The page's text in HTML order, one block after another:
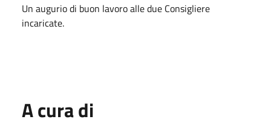
Un augurio di buon lavoro alle due Consigliere
incaricate.
A cura di